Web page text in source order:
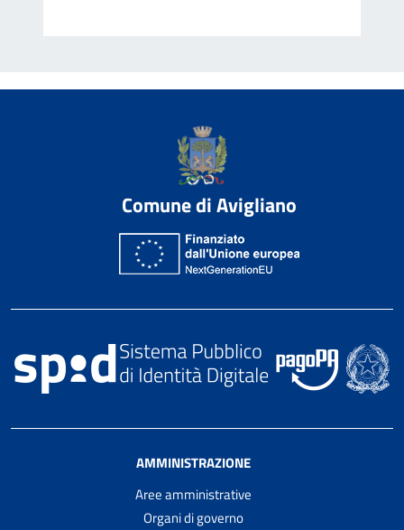
Comune di Avigliano
AMMINISTRAZIONE
Aree amministrative
Organi di governo